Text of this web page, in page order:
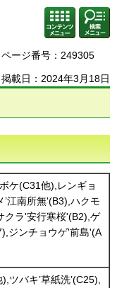
コンテ
ンツメ
ニュー
検索・
共通メ
ニュー
ページ番号：249305
掲載日：2024年3月18日
ケ(C31他),レンギョ
江南所無'(B3),ハクモ
クラ'安行寒桜'(B2),ゲ
ジンチョウゲ'前島'(A
ツバキ’草紙洗’(C25),